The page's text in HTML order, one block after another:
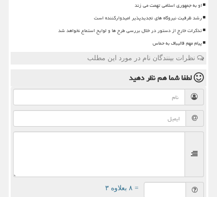
او به جمهوری اسلامی تهمت می زند
رشد ظرفیت نیروگاه های تجدیدپذیر امیدوارکننده است
تذکرات خارج از دستور در خلال بررسی طرح ها و لوایح استماع نخواهد شد
پیام مهم قالیباف به حماس
نظرات بینندگان نام در مورد این مطلب
لطفا شما همنظر دهید
= ۸ بعلاوه ۳